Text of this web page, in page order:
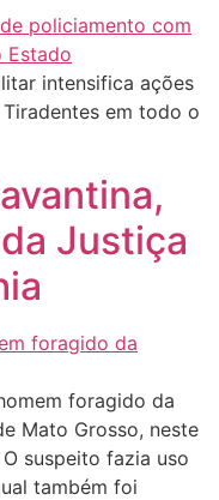
intensifica ações
em todo o
Justiça
foragido da
Mato Grosso, neste
suspeito fazia uso
também foi